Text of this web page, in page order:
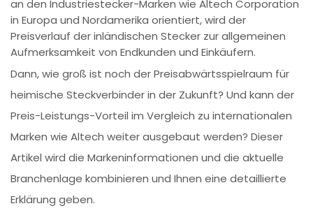
an den Industriestecker-Marken wie Altech Corporation
in Europa und Nordamerika orientiert, wird der
Preisverlauf der inländischen Stecker zur allgemeinen
Aufmerksamkeit von Endkunden und Einkäufern.
Dann, wie groß ist noch der Preisabwärtsspielraum für
heimische Steckverbinder in der Zukunft? Und kann der
Preis-Leistungs-Vorteil im Vergleich zu internationalen
Marken wie Altech weiter ausgebaut werden? Dieser
Artikel wird die Markeninformationen und die aktuelle
Branchenlage kombinieren und Ihnen eine detaillierte
Erklärung geben.